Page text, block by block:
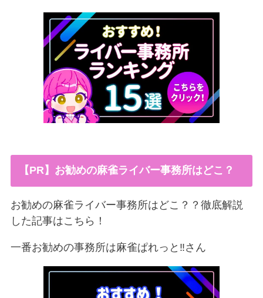
【PR】お勧めの麻雀ライバー事務所はどこ？
お勧めの麻雀ライバー事務所はどこ？？徹底解説
した記事はこちら！
一番お勧めの事務所は麻雀ぱれっと‼︎さん